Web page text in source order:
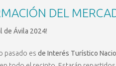
DEL
de Ávila 2024!
pasado es de Interés Turístico